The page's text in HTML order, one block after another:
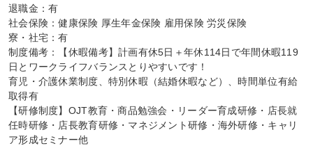
退職金：有
社会保険：健康保険 厚生年金保険 雇用保険 労災保険
寮・社宅：有
制度備考：【休暇備考】計画有休5日＋年休114日で年間休暇119
日とワークライフバランスとりやすいです！
育児・介護休業制度、特別休暇（結婚休暇など）、時間単位有給
取得有
【研修制度】OJT教育・商品勉強会・リーダー育成研修・店長就
任時研修・店長教育研修・マネジメント研修・海外研修・キャリ
ア形成セミナー他